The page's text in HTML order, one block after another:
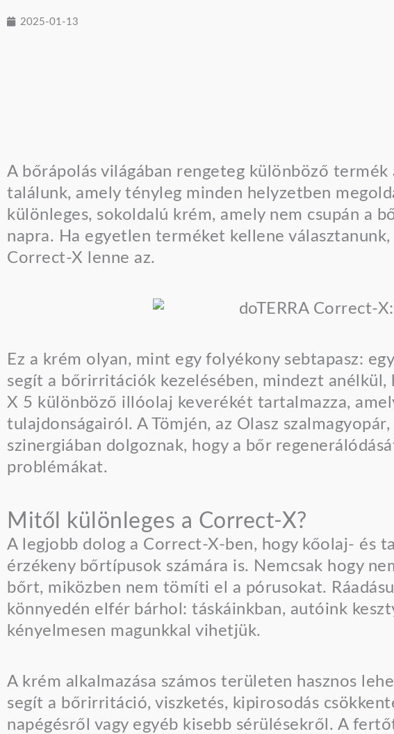
2025-01-13
A bőrápolás világában rengeteg különböző
találunk, amely tényleg minden helyzetben
különleges, sokoldalú krém, amely nem csupán a
napra. Ha egyetlen terméket kellene
Correct-X lenne az.
Ez a krém olyan, mint egy folyékony sebtapasz:
segít a bőrirritációk kezelésében, mindezt
X 5 különböző illóolaj keverékét tartalmazza,
tulajdonságairól. A Tömjén, az Olasz
szinergiában dolgoznak, hogy a bőr
problémákat.
Mitől különleges a Correct-X?
A legjobb dolog a Correct-X-ben, hogy kőolaj- és
érzékeny bőrtípusok számára is. Nemcsak hogy
bőrt, miközben nem tömíti el a pórusokat.
könnyedén elfér bárhol: táskáinkban, autóink
kényelmesen magunkkal vihetjük.
A krém alkalmazása számos területen hasznos
segít a bőrirritáció, viszketés, kipirosodás
napégésről vagy egyéb kisebb sérülésekről. A